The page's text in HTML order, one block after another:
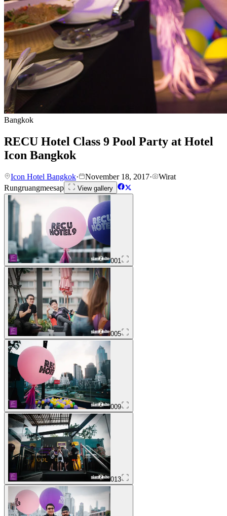
Bangkok
RECU Hotel Class 9 Pool Party at Hotel
Icon Bangkok
Icon Hotel Bangkok· November 18, 2017·
Wirat
Rungruangmeesap
View gallery
001
005
009
013